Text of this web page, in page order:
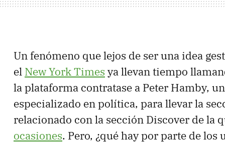
Un fenómeno que lejos de ser una idea
el New York Times ya llevan tiempo
la plataforma contratase a Peter Hamby,
especializado en política, para llevar la
relacionado con la sección Discover de la
ocasiones. Pero, ¿qué hay por parte de los